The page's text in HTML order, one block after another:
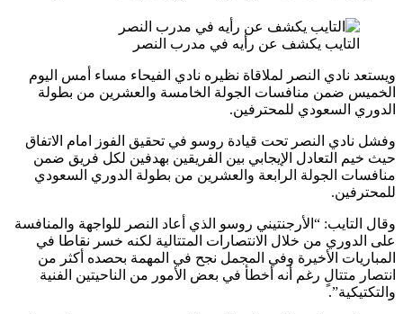
يكشف عن رأيه في مدرب النصر
نادي النصر لملاقاة نظيره نادي الفيحاء مساء أمس اليوم
ضمن منافسات الجولة الخامسة والعشرين من بطولة
السعودي للمحترفين.
النصر تحت قيادة روسو في تحقيق الفوز امام الاتفاق
التعادل الإيجابي بين الفريقين بهدفين لكل فريق ضمن
الجولة الرابعة والعشرين من بطولة الدوري السعودي
“الأرجنتيني روسو الذي أعاد النصر للواجهة والمنافسة
من خلال الانتصارات المتتالية لكنه خسر نقاطا في
الأخيرة وفي المجمل نجح في المهمة بحصده أكثر من
متتالٍ رغم أنه أخطأ في بعض الأمور من الناحيتين الفنية